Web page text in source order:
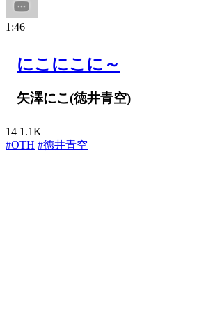
1:46
にこにこに～
矢澤にこ(徳井青空)
14 1.1K
#OTH #徳井青空